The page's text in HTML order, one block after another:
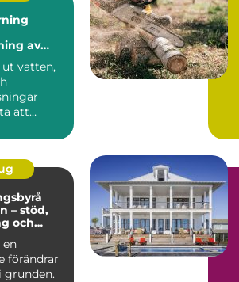
av
vatten,
att
– stöd,
och
förändrar
grunden.